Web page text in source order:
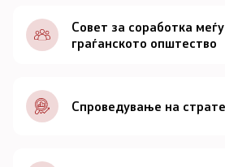
Документи
Совет
За советот
Совет за соработка
граѓанското општество
Спроведување на